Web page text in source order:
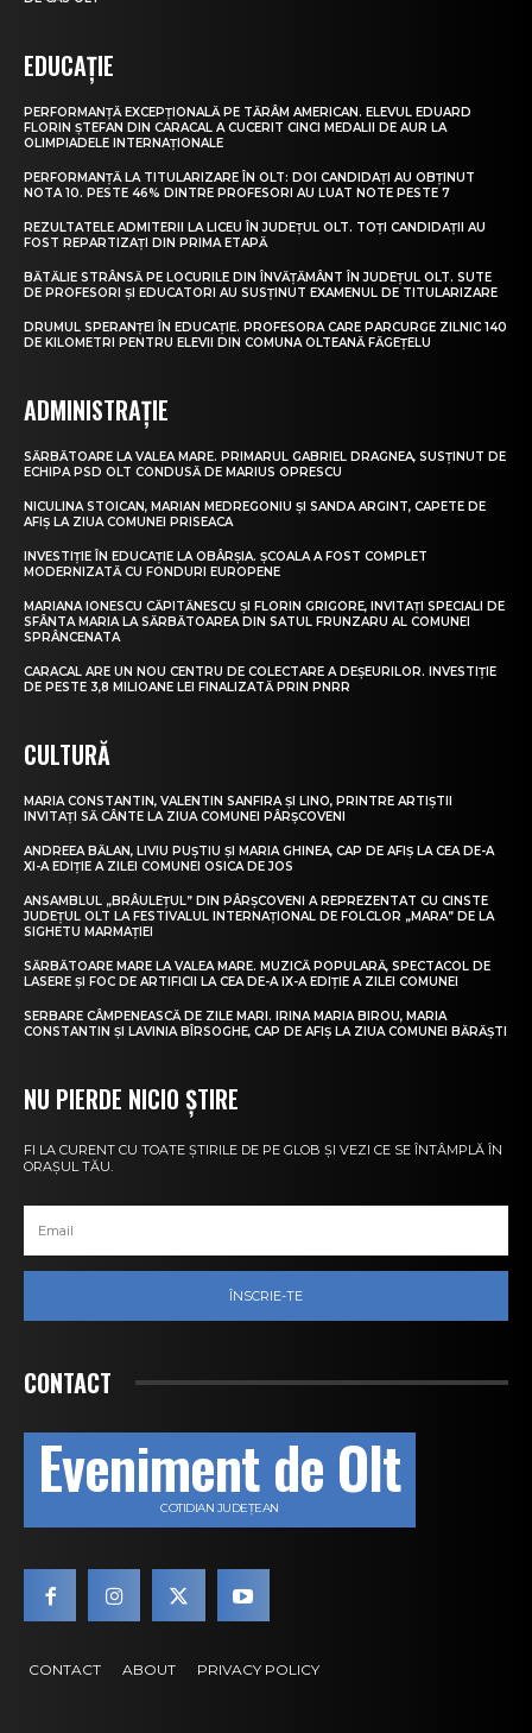
EDUCAȚIE
PERFORMANȚĂ EXCEPȚIONALĂ PE TĂRÂM AMERICAN. ELEVUL EDUARD
FLORIN ȘTEFAN DIN CARACAL A CUCERIT CINCI MEDALII DE AUR LA
OLIMPIADELE INTERNAȚIONALE
PERFORMANȚĂ LA TITULARIZARE ÎN OLT: DOI CANDIDAȚI AU OBȚINUT
NOTA 10. PESTE 46% DINTRE PROFESORI AU LUAT NOTE PESTE 7
REZULTATELE ADMITERII LA LICEU ÎN JUDEȚUL OLT. TOȚI CANDIDAȚII AU
FOST REPARTIZAȚI DIN PRIMA ETAPĂ
BĂTĂLIE STRÂNSĂ PE LOCURILE DIN ÎNVĂȚĂMÂNT ÎN JUDEȚUL OLT. SUTE
DE PROFESORI ȘI EDUCATORI AU SUSȚINUT EXAMENUL DE TITULARIZARE
DRUMUL SPERANȚEI ÎN EDUCAȚIE. PROFESORA CARE PARCURGE ZILNIC 140
DE KILOMETRI PENTRU ELEVII DIN COMUNA OLTEANĂ FĂGEȚELU
ADMINISTRAȚIE
SĂRBĂTOARE LA VALEA MARE. PRIMARUL GABRIEL DRAGNEA, SUSȚINUT DE
ECHIPA PSD OLT CONDUSĂ DE MARIUS OPRESCU
NICULINA STOICAN, MARIAN MEDREGONIU ȘI SANDA ARGINT, CAPETE DE
AFIȘ LA ZIUA COMUNEI PRISEACA
INVESTIȚIE ÎN EDUCAȚIE LA OBÂRȘIA. ȘCOALA A FOST COMPLET
MODERNIZATĂ CU FONDURI EUROPENE
MARIANA IONESCU CĂPITĂNESCU ȘI FLORIN GRIGORE, INVITAȚI SPECIALI DE
SFÂNTA MARIA LA SĂRBĂTOAREA DIN SATUL FRUNZARU AL COMUNEI
SPRÂNCENATA
CARACAL ARE UN NOU CENTRU DE COLECTARE A DEȘEURILOR. INVESTIȚIE
DE PESTE 3,8 MILIOANE LEI FINALIZATĂ PRIN PNRR
CULTURĂ
MARIA CONSTANTIN, VALENTIN SANFIRA ȘI LINO, PRINTRE ARTIȘTII
INVITAȚI SĂ CÂNTE LA ZIUA COMUNEI PÂRȘCOVENI
ANDREEA BĂLAN, LIVIU PUȘTIU ȘI MARIA GHINEA, CAP DE AFIȘ LA CEA DE-A
XI-A EDIȚIE A ZILEI COMUNEI OSICA DE JOS
ANSAMBLUL „BRÂULEȚUL” DIN PÂRȘCOVENI A REPREZENTAT CU CINSTE
JUDEȚUL OLT LA FESTIVALUL INTERNAȚIONAL DE FOLCLOR „MARA” DE LA
SIGHETU MARMAȚIEI
SĂRBĂTOARE MARE LA VALEA MARE. MUZICĂ POPULARĂ, SPECTACOL DE
LASERE ȘI FOC DE ARTIFICII LA CEA DE-A IX-A EDIȚIE A ZILEI COMUNEI
SERBARE CÂMPENEASCĂ DE ZILE MARI. IRINA MARIA BIROU, MARIA
CONSTANTIN ȘI LAVINIA BÎRSOGHE, CAP DE AFIȘ LA ZIUA COMUNEI BĂRĂȘTI
NU PIERDE NICIO ȘTIRE
FI LA CURENT CU TOATE ȘTIRILE DE PE GLOB ȘI VEZI CE SE ÎNTÂMPLĂ ÎN
ORAȘUL TĂU.
ÎNSCRIE-TE
CONTACT
Eveniment de Olt
COTIDIAN JUDEȚEAN
CONTACT ABOUT PRIVACY POLICY